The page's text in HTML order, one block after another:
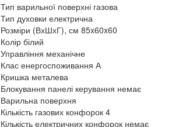
Тип варильної поверхні газова
Тип духовки електрична
Розміри (ВхШхГ), см 85x60x60
Колір білий
Управління механічне
Клас енергоспоживання А
Кришка металева
Блокування панелі керування немає
Варильна поверхня
Кількість газових конфорок 4
Кількість електричних конфорок немає